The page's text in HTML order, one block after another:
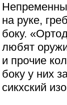
на руке,
боку.
любят
и прочие
боку у них
сикхский